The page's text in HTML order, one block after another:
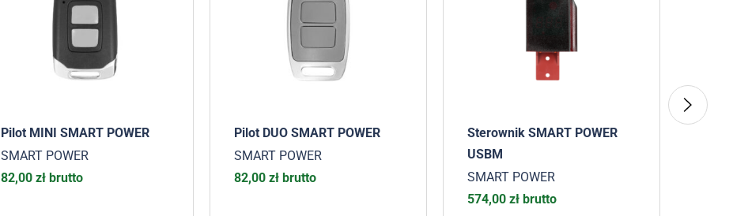
Pilot MINI SMART POWER
SMART POWER
82,00 zł brutto
Pilot DUO SMART POWER
SMART POWER
82,00 zł brutto
Sterownik SMART POWER
USBM
SMART POWER
574,00 zł brutto